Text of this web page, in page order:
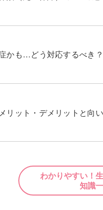
かも…どう対応するべき
リット・デメリットと向
わかりやすい！
知識